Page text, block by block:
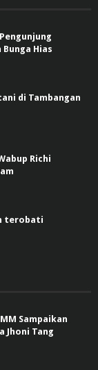
Hias
di Tambangan
Richi
terobati
Sampaikan
Jhoni Tang